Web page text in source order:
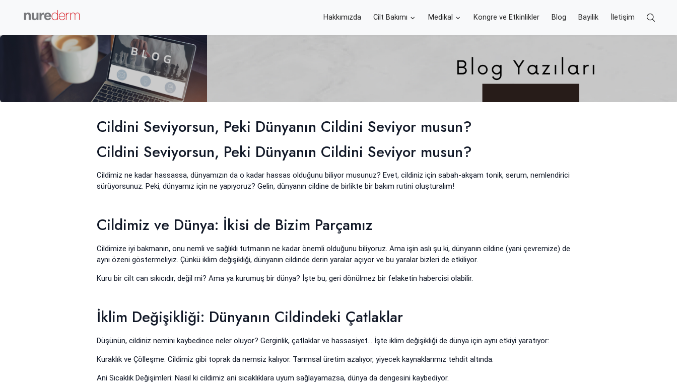
Hakkımızda Cilt Bakımı Medikal Kongre ve Etkinlikler Blog Bayilik İletişim
Cildini Seviyorsun, Peki Dünyanın Cildini Seviyor musun?
Cildini Seviyorsun, Peki Dünyanın Cildini Seviyor musun?
Cildimiz ne kadar hassassa, dünyamızın da o kadar hassas olduğunu biliyor musunuz? Evet, cildiniz için sabah-akşam tonik, serum, nemlendirici
sürüyorsunuz. Peki, dünyamız için ne yapıyoruz? Gelin, dünyanın cildine de birlikte bir bakım rutini oluşturalım!
Cildimiz ve Dünya: İkisi de Bizim Parçamız
Cildimize iyi bakmanın, onu nemli ve sağlıklı tutmanın ne kadar önemli olduğunu biliyoruz. Ama işin aslı şu ki, dünyanın cildine (yani çevremize) de
aynı özeni göstermeliyiz. Çünkü iklim değişikliği, dünyanın cildinde derin yaralar açıyor ve bu yaralar bizleri de etkiliyor.
Kuru bir cilt can sıkıcıdır, değil mi? Ama ya kurumuş bir dünya? İşte bu, geri dönülmez bir felaketin habercisi olabilir.
İklim Değişikliği: Dünyanın Cildindeki Çatlaklar
Düşünün, cildiniz nemini kaybedince neler oluyor? Gerginlik, çatlaklar ve hassasiyet... İşte iklim değişikliği de dünya için aynı etkiyi yaratıyor:
Kuraklık ve Çölleşme: Cildimiz gibi toprak da nemsiz kalıyor. Tarımsal üretim azalıyor, yiyecek kaynaklarımız tehdit altında.
Ani Sıcaklık Değişimleri: Nasıl ki cildimiz ani sıcaklıklara uyum sağlayamazsa, dünya da dengesini kaybediyor.